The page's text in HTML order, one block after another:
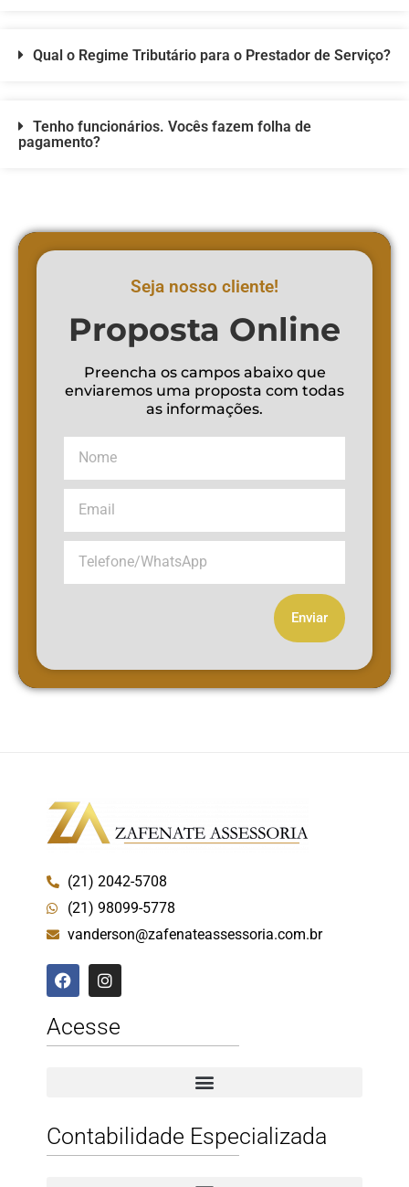
Qual o Regime Tributário para o Prestador de Serviço?
Tenho funcionários. Vocês fazem folha de
pagamento?
Seja nosso cliente!
Proposta Online
Preencha os campos abaixo que
enviaremos uma proposta com todas
as informações.
Enviar
(21) 2042-5708
(21) 98099-5778
vanderson@zafenateassessoria.com.br
Acesse
Contabilidade Especializada